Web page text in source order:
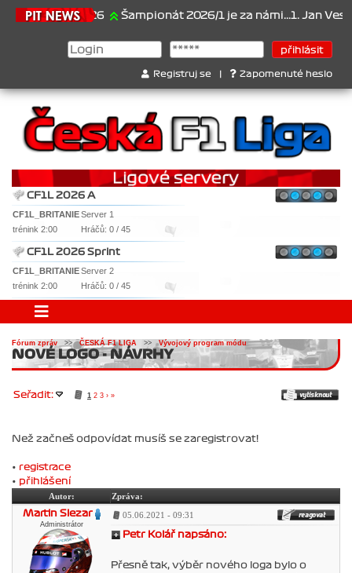
21.6.2026 Šampionát 2026/1 je za námi...1. Jan Veselý
Registruj se Zapomenuté heslo
CF1L 2026 A
CF1L_BRITANIEServer 1
trénink 2:00
Hráčů: 0 / 45
CF1L 2026 Sprint
CF1L_BRITANIEServer 2
trénink 2:00
Hráčů: 0 / 45
Fórum zpráv >>ČESKÁ F1 LIGA >>Vývojový program módu
NOVÉ LOGO - NÁVRHY
Seřadit: 1 2 3 › »
Než začneš odpovídat musíš se zaregistrovat!
• registrace
• přihlášení
Autor:
Zpráva:
Martin Slezar
Administrátor
05.06.2021 - 09:31
Petr Kolář napsáno:
Přesně tak, výběr nového loga bylo o